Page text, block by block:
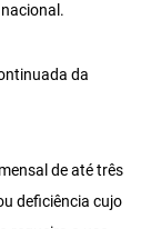
da
de até três
deficiência cujo